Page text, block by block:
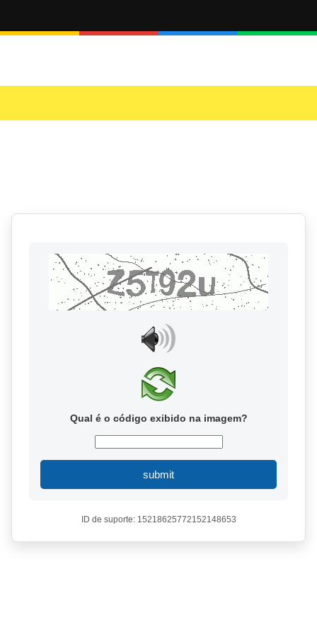
Qual é o código exibido na imagem?
submit
ID de suporte: 15218625772152148653